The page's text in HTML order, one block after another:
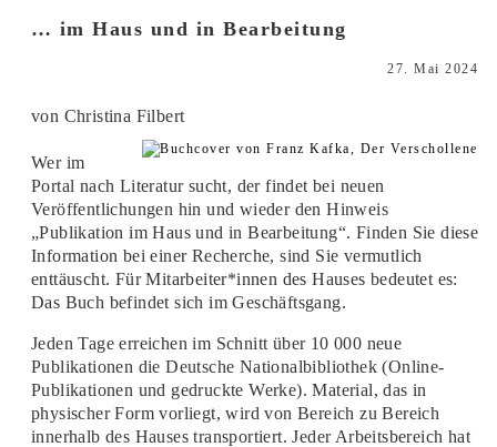
… im Haus und in Bearbeitung
27. Mai 2024
von Christina Filbert
Wer im
Portal nach Literatur sucht, der findet bei neuen
Veröffentlichungen hin und wieder den Hinweis
„Publikation im Haus und in Bearbeitung“. Finden Sie diese
Information bei einer Recherche, sind Sie vermutlich
enttäuscht. Für Mitarbeiter*innen des Hauses bedeutet es:
Das Buch befindet sich im Geschäftsgang.
Jeden Tage erreichen im Schnitt über 10 000 neue
Publikationen die Deutsche Nationalbibliothek (Online-
Publikationen und gedruckte Werke). Material, das in
physischer Form vorliegt, wird von Bereich zu Bereich
innerhalb des Hauses transportiert. Jeder Arbeitsbereich hat